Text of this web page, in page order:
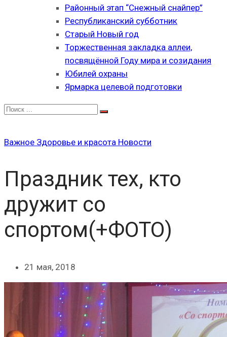
Районный этап “Снежный снайпер”
Республиканский субботник
Старый Новый год
Торжественная закладка аллеи,
посвящённой Году мира и созидания
Юбилей охраны
Ярмарка целевой подготовки
Важное Здоровье и красота Новости
Праздник тех, кто
дружит со
спортом(+ФОТО)
21 мая, 2018